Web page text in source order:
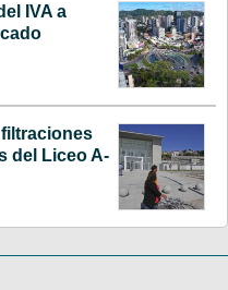
IVA a
del Liceo A-